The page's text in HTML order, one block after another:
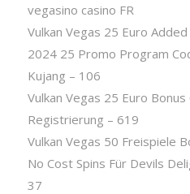
vegasino casino FR
Vulkan Vegas 25 Euro
2024 25 Promo Program
Kujang – 106
Vulkan Vegas 25 Euro
Registrierung – 619
Vulkan Vegas 50 Freispiele
No Cost Spins Für Devils
37